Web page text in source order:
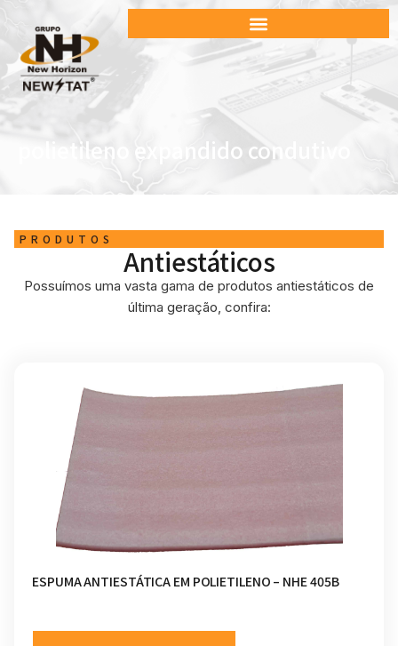
polietileno expandido condutivo
PRODUTOS
Antiestáticos
Possuímos uma vasta gama de produtos antiestáticos de
última geração, confira:
ESPUMA ANTIESTÁTICA EM POLIETILENO – NHE 405B